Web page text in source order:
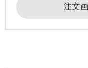
注文